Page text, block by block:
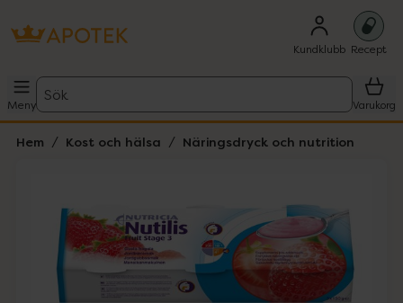
Kundklubb Recept
Meny
Sök
Varukorg
Hem Kost och hälsa Näringsdryck och nutrition